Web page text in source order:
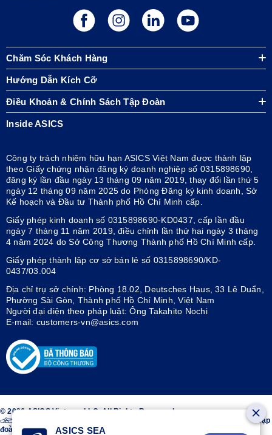
Chăm Sóc Khách Hàng
Hướng Dẫn Kích Cỡ
Điều Khoản & Chính Sách Tập Đoàn
Inside ASICS
Công ty trách nhiệm hữu hạn ASICS Việt Nam được thành lập
theo Giấy chứng nhận đăng ký doanh nghiệp số 0315898690,
đăng ký lần đầu ngày 13 tháng 09 năm 2019, thay đổi lần thứ 5
ngày 12 tháng 09 năm 2025 do Phòng Đăng ký kinh doanh, Sở
Kế hoạch và Đầu tư Thành phố Hồ Chí Minh cấp.
Giấy phép kinh doanh số 0315898690-KD0437, cấp lần đầu
ngày 7 tháng 11 năm 2019, điều chỉnh lần thứ hai ngày 3 tháng
4 năm 2024 do Sở Công Thương Thành phố Hồ Chí Minh cấp.
Giấy phép thành lập cơ sở bán lẻ số 0315898690/KD-
0437/03.004
Địa chỉ trụ sở chính: Phòng 18.02, Deutsches Haus, 33 Lê Duẩn,
Phường Sài Gòn, Thành phố Hồ Chí Minh, Việt Nam
Người đại diện theo pháp luật: Ông Takahito Nochi
E-mail: customers-vn@asics.com
© 2026 ASICS Vietnam LLC. All Rights Reserved.
Thiết kế sọc trên hai bên giày ASICS® là nhãn hiệu đã đăng ký của Tập
đoàn ASICS.
ASICS SEA